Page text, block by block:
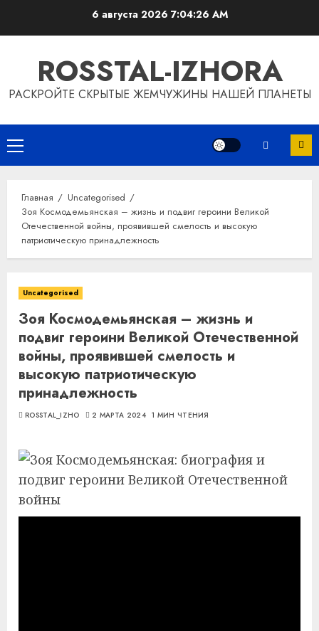
6 августа 20267:04:27 AM
ROSSTAL-IZHORA
РАСКРОЙТЕ СКРЫТЫЕ ЖЕМЧУЖИНЫ НАШЕЙ ПЛАНЕТЫ
Основное
меню
Главная
Uncategorised
Зоя Космодемьянская – жизнь и подвиг героини Великой
Отечественной войны, проявившей смелость и высокую
патриотическую принадлежность
Uncategorised
Зоя Космодемьянская – жизнь и
подвиг героини Великой Отечественной
войны, проявившей смелость и
высокую патриотическую
принадлежность
ROSSTAL_IZHO 2 МАРТА 2024 1 МИН ЧТЕНИЯ